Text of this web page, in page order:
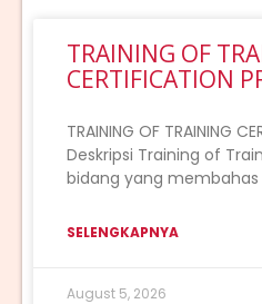
TRAINING OF
CERTIFICATION
TRAINING OF TRAINING
Deskripsi Training of
bidang yang
SELENGKAPNYA
August 5, 2026